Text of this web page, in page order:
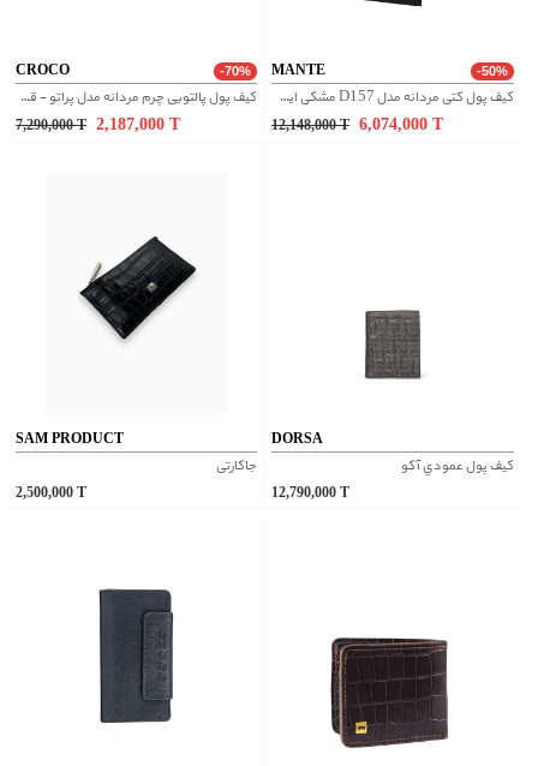
CROCO -70%
کیف پول پالتویی چرم مردانه مدل پراتو - قهوه ای
7,290,000 T 2,187,000
MANTE -50%
کیف پول کتی مردانه مدل D157 مشکی ایگوانا
12,148,000 T 6,074,000
SAM PRODUCT
جاکارتی
2,500,000
DORSA
کيف پول عمودي آکو
12,790,000